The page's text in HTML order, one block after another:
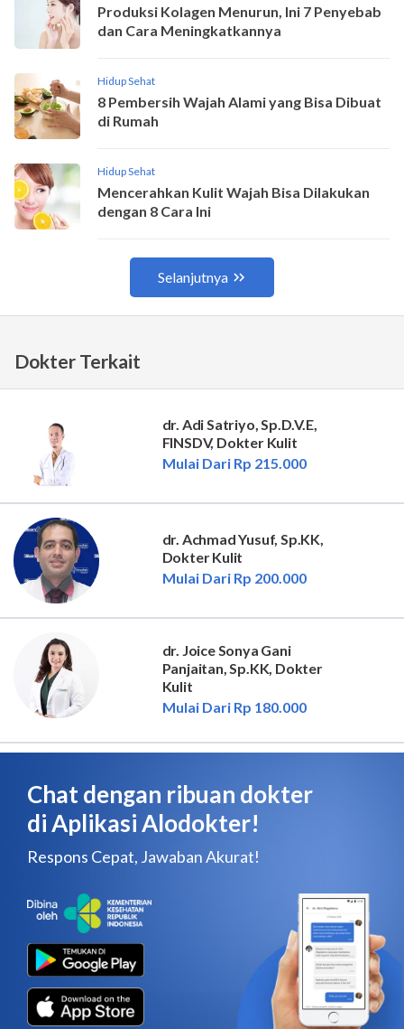
Dokter Terkait